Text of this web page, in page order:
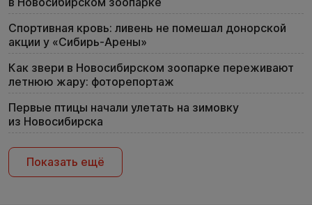
Спортивная кровь: ливень не помешал донорской
акции у «Сибирь-Арены»
Как звери в Новосибирском зоопарке переживают
летнюю жару: фоторепортаж
Первые птицы начали улетать на зимовку
из Новосибирска
Показать ещё